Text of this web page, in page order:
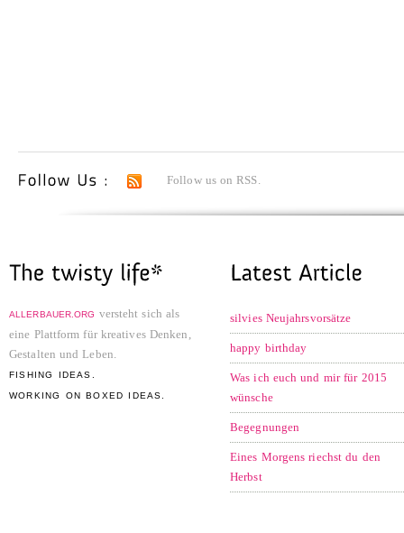
Follow us on RSS.
ALLERBAUER.ORG versteht sich als
eine Plattform für kreatives Denken,
Gestalten und Leben.
FISHING IDEAS.
WORKING ON BOXED IDEAS.
silvies Neujahrsvorsätze
happy birthday
Was ich euch und mir für 2015
wünsche
Begegnungen
Eines Morgens riechst du den
Herbst